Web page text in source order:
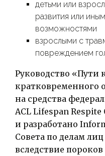
детьми или
развития или
возможностями
взрослыми с
повреждением
Руководство «Пути
кратковременного
на средства
ACL Lifespan Respite
и разработано
Совета по делам
вследствие